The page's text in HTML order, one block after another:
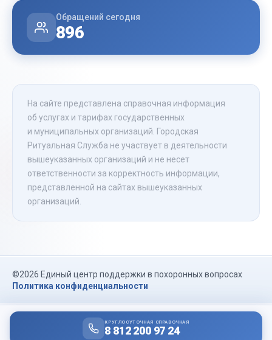
КРУГЛОСУТОЧНАЯ СПРАВОЧНАЯ
8 812 200 97 24
Обращений сегодня
896
На сайте представлена справочная информация
об услугах и тарифах государственных
и муниципальных организаций. Городская
Ритуальная Служба не участвует в деятельности
вышеуказанных организаций и не несет
ответственности за корректность информации,
представленной на сайтах вышеуказанных
организаций.
©2026 Единый центр поддержки в похоронных вопросах
Политика конфиденциальности